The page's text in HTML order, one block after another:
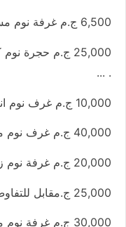
6,500 ج.م غرفة نوم مستعملة ...
25,000 ج.م
. ...
10,000 ج.م غرف نوم انتيكات ...
40,000 ج.م غرف نوم مستعملة كالجديدة ...
20,000 ج.م غرفة نوم زان مستعملة ...
25,000 ج.مقابل للتفاوض غرفة نوم مستعملة ...
30,000 ج.م غرفة نوم مستعملة للبيع